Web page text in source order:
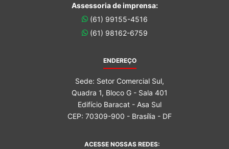
Assessoria de imprensa:
(61) 99155-4516
(61) 98162-6759
ENDEREÇO
Sede: Setor Comercial Sul,
Quadra 1, Bloco G - Sala 401
Edifício Baracat - Asa Sul
CEP: 70309-900 - Brasília - DF
ACESSE NOSSAS REDES: